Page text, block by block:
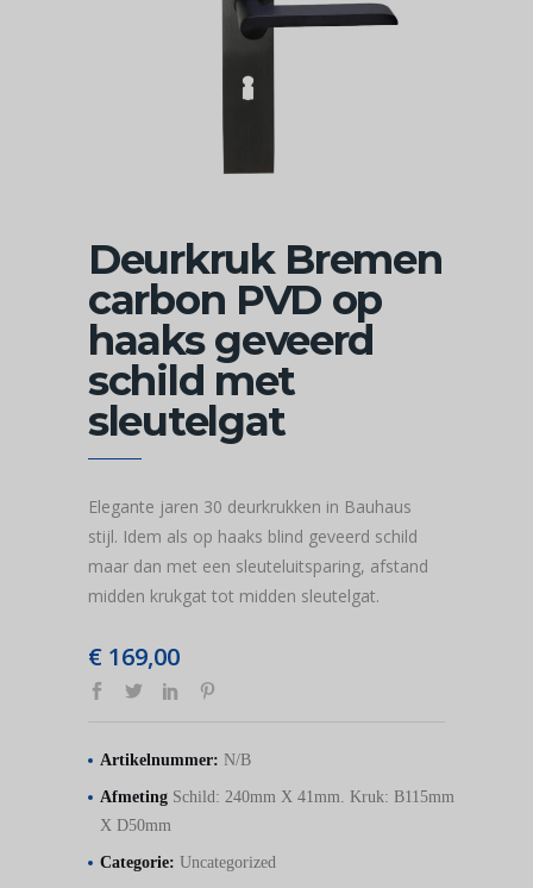
Deurkruk Bremen
carbon PVD op
haaks geveerd
schild met
sleutelgat
Elegante jaren 30 deurkrukken in Bauhaus
stijl. Idem als op haaks blind geveerd schild
maar dan met een sleuteluitsparing, afstand
midden krukgat tot midden sleutelgat.
€ 169,00
Artikelnummer: N/B
Afmeting Schild: 240mm X 41mm. Kruk: B115mm
X D50mm
Categorie: Uncategorized